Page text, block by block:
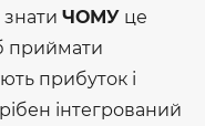
ЧОМУ це
приймати
прибуток і
інтегрований